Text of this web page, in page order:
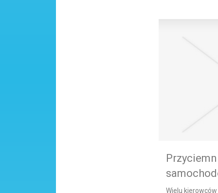
Wielu